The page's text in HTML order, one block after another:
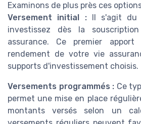
Examinons de plus près ces
Versement initial :Il s'agit du
investissez dès la
assurance. Ce premier
rendement de votre vie
supports d'investissement choisis.
Versements programmés : Ce
permet une mise en place
montants versés selon un